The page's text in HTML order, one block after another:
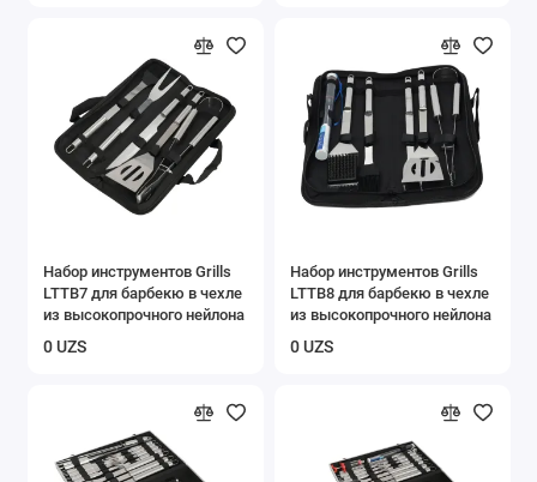
Набор инструментов Grills
LTTB7 для барбекю в чехле
из высокопрочного нейлона
0 UZS
Набор инструментов Grills
LTTB8 для барбекю в чехле
из высокопрочного нейлона
0 UZS